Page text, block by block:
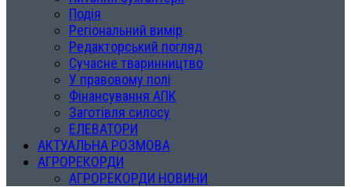
Подія
Регіональний вимір
Редакторський погляд
Сучасне тваринництво
У правовому полі
Фінансування АПК
Заготівля силосу
ЕЛЕВАТОРИ
АКТУАЛЬНА РОЗМОВА
АГРОРЕКОРДИ
АГРОРЕКОРДИ НОВИНИ